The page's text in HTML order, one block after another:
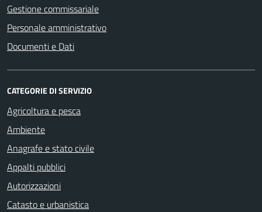
Gestione commissariale
Personale amministrativo
Documenti e Dati
CATEGORIE DI SERVIZIO
Agricoltura e pesca
Ambiente
Anagrafe e stato civile
Appalti pubblici
Autorizzazioni
Catasto e urbanistica